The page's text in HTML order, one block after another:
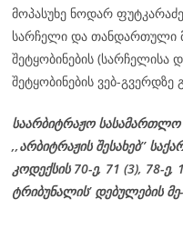
მოპასუხე ნოდარ
სარჩელი და თანდართული
შეტყობინების (სარჩელისა
შეტყობინების ვებ-გვერდზე
საარბიტრაჟო სასამართლო
,,არბიტრაჟის შესახებ’’
კოდექსის 70-ე, 71 (3), 78-ე,
ტრიბუნალის’ დებულების